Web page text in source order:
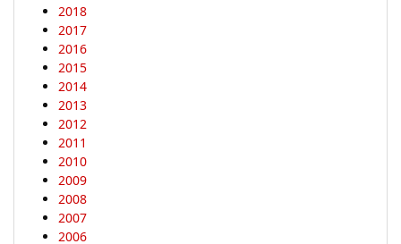
2018
2017
2016
2015
2014
2013
2012
2011
2010
2009
2008
2007
2006